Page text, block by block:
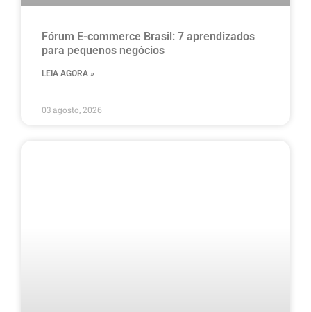
Fórum E-commerce Brasil: 7 aprendizados
para pequenos negócios
LEIA AGORA »
03 agosto, 2026